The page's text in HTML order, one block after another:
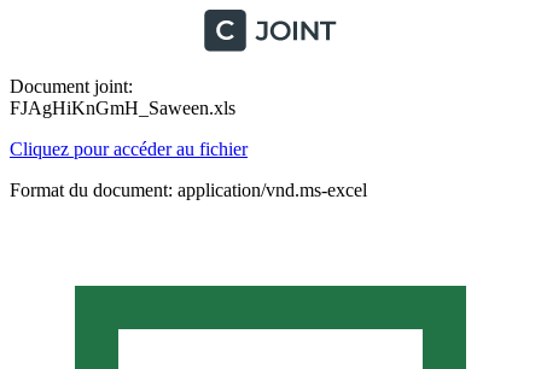
Document joint:
FJAgHiKnGmH_Saween.xls
Cliquez pour accéder au fichier
Format du document: application/vnd.ms-excel